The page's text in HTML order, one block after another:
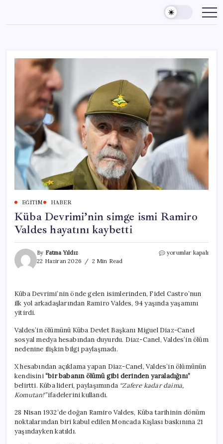
content
EĞITIM HABER
Küba Devrimi’nin simge ismi Ramiro
Valdes hayatını kaybetti
By Fatma Yıldız
22 Haziran 2026
2 Min Read
Küba
Valdes
hayatını
yorumlar kapalı
Küba Devrimi’nin önde gelen isimlerinden, Fidel Castro’nun
ilk yol arkadaşlarından Ramiro Valdes, 94 yaşında yaşamını
yitirdi.
Valdes’in ölümünü Küba Devlet Başkanı Miguel Diaz-Canel
sosyal medya hesabından duyurdu. Diaz-Canel, Valdes’in ölüm
nedenine ilişkin bilgi paylaşmadı.
X hesabından açıklama yapan Diaz-Canel, Valdes’in ölümünün
kendisini“bir babanın ölümü gibi derinden yaraladığını”
belirtti. Küba lideri, paylaşımında “Zafere kadar daima,
Komutan!”ifadelerini kullandı.
28 Nisan 1932’de doğan Ramiro Valdes, Küba tarihinin dönüm
noktalarından biri kabul edilen Moncada Kışlası baskınına 21
yaşındayken katıldı.